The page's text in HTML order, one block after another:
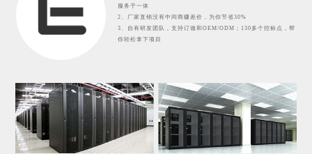
服务于一体
2、厂家直销没有中间商赚差价，为你节省30%
3、自有研发团队，支持订做和OEM/ODM；130多个控标点，帮
你轻松拿下项目